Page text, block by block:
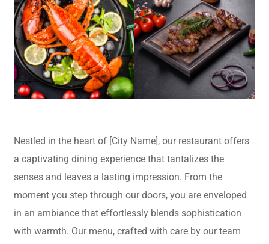
Nestled in the heart of [City Name], our restaurant offers
a captivating dining experience that tantalizes the
senses and leaves a lasting impression. From the
moment you step through our doors, you are enveloped
in an ambiance that effortlessly blends sophistication
with warmth. Our menu, crafted with care by our team